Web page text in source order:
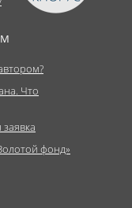
Что
фонд»